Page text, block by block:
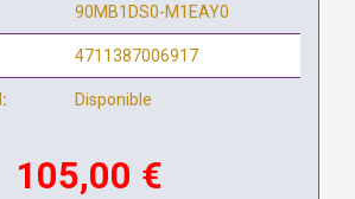
90MB1DS0-M1EAY0
4711387006917
Disponible
105,00 €